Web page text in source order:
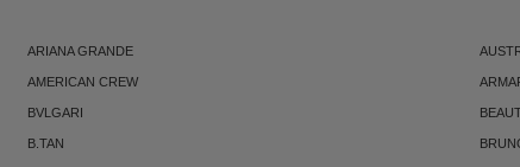
ARIANA GRANDE
AMERICAN CREW
BVLGARI
B.TAN